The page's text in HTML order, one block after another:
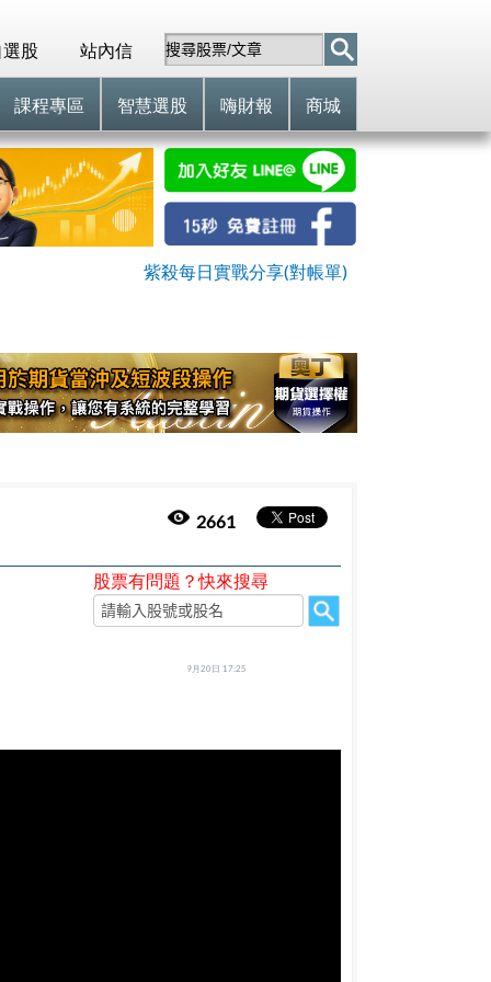
站內信
選股
課程專區 智慧選股 嗨財報 商城
紫殺每日實戰分享(對帳單)
2661
股票有問題？快來搜尋
9月20日 17:25